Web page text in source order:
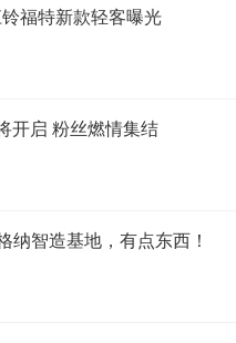
福特新款轻客曝光
开启 粉丝燃情集结
纳智造基地，有点东西！